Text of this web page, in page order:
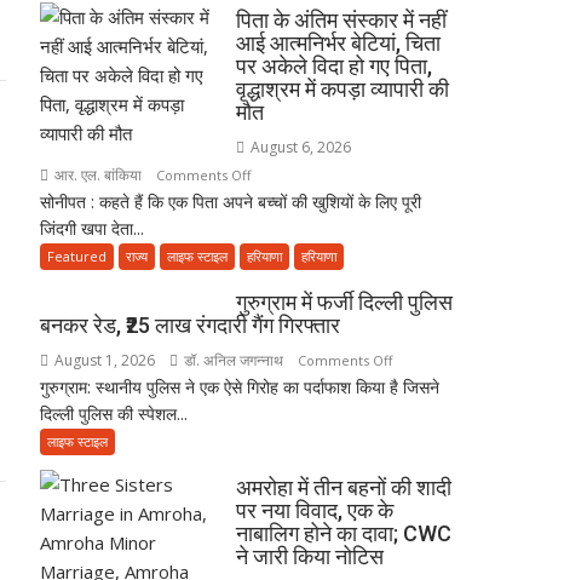
में
बसती
है
भोलेनाथ
मसूद,
बोले-
हिंदू-
मुस्लिम
सेवा
पिता के अंतिम संस्कार में नहीं
आई आत्मनिर्भर बेटियां, चिता
पर अकेले विदा हो गए पिता,
वृद्धाश्रम में कपड़ा व्यापारी की
मौत
August 6, 2026
आर. एल. बांकिया
Comments Offon
पिता
अंतिम
में
नहीं
आई
आत्मनिर्भर
अकेले
विदा
हो
सोनीपत : कहते हैं कि एक पिता अपने बच्चों की खुशियों के लिए पूरी
जिंदगी खपा देता...
Featured राज्य लाइफ स्टाइल हरियाणा हरियाणा
गुरुग्राम में फर्जी दिल्ली पुलिस
बनकर रेड, ₹25 लाख रंगदारी गैंग गिरफ्तार
August 1, 2026 डॉ. अनिल जगन्नाथ Comments Offon
गुरुग्राम
पुलिस
बनकर
रेड,
गुरुग्राम: स्थानीय पुलिस ने एक ऐसे गिरोह का पर्दाफाश किया है जिसने
दिल्ली पुलिस की स्पेशल...
लाइफ स्टाइल
अमरोहा में तीन बहनों की शादी
पर नया विवाद, एक के
नाबालिग होने का दावा; CWC
ने जारी किया नोटिस